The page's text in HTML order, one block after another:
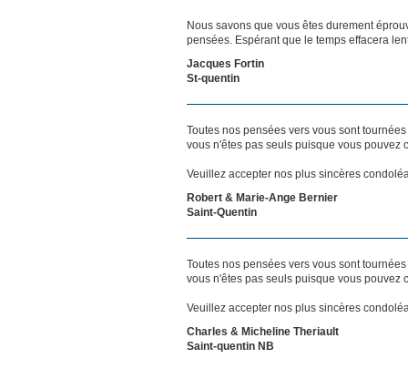
Nous savons que vous êtes durement
pensées. Espérant que le temps effacera
Jacques Fortin
St-quentin
Toutes nos pensées vers vous sont
vous n'êtes pas seuls puisque vous pouvez
Veuillez accepter nos plus sincères
Robert & Marie-Ange Bernier
Saint-Quentin
Toutes nos pensées vers vous sont
vous n'êtes pas seuls puisque vous pouvez
Veuillez accepter nos plus sincères
Charles & Micheline Theriault
Saint-quentin NB